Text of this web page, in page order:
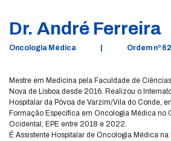
Dr. André Ferreira
Oncologia Médica Ordem nº
Mestre em Medicina pela Faculdade de
Nova de Lisboa desde 2016. Realizou o
Hospitalar da Póvoa de Varzim/Vila do Conde,
Formação Específica em Oncologia Médica no
Ocidental, EPE entre 2018 e 2022.
É Assistente Hospitalar de Oncologia Médica